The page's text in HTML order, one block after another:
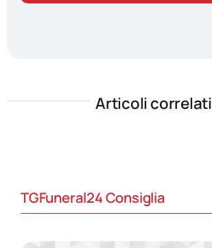
Articoli correlati
TGFuneral24 Consiglia